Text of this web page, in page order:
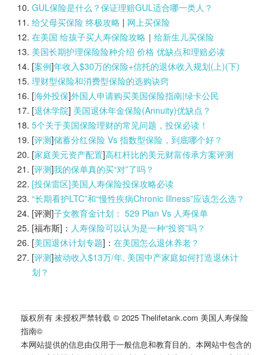
GUL保险是什么？保证理赔GUL适合哪一类人？
给父母买保险 终极攻略| 网上买保险
在美国 给孩子买人寿保险攻略｜ 给新生儿买保险
美国长期护理保险险种介绍 价格 优缺点和理赔必读
[案例]年收入$30万的保险+信托的退休收入规划(上)(下)
理财型保险和消费型保险的选购诀窍
[海外投保]外国人申请购买美国保险指南|绿卡公民
[退休学院] 美国退休年金保险(Annuity)优缺点？
5个关于美国保险理财的常见问题，投保必读！
[评测]储蓄分红保险 Vs 指数型保险，到底哪个好？
[家庭美元资产配置]高杠杆比的美元财富传承方案评测
[评测]我的保单真的买“对”了吗？
[投保雷区]美国人寿保险投保攻略必读
“长期看护LTC”和“慢性疾病Chronic Illness”应该怎么选？
[评测]子女教育金计划： 529 Plan Vs 人寿保单
[福布斯]： 人寿保险可以认为是一种“投资”吗？
[美国退休计划专题]： 在美国怎么退休养老？
[评测]被动收入$13万/年, 美国中产家庭如何打造退休计
划？
版权所有 未授权严禁转载 © 2025 Thelifetank.com 美国人寿保险
指南©️
本网站提供的信息由仅用于一般信息和教育目的。本网站中包含的